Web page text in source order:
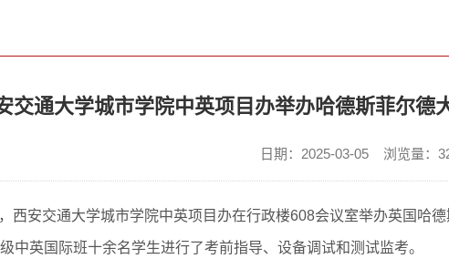
交通大学城市学院中英项目办举办哈德斯菲尔德
日期： 2025-03-05 浏览量：
西安交通大学城市学院中英项目办在行政楼608会议室举办英国哈
中英国际班十余名学生进行了考前指导、设备调试和测试监考。